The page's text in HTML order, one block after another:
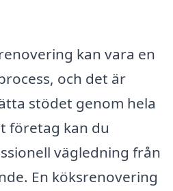
kan vara en
och det är
stödet genom hela
företag kan du
vägledning från
En köksrenovering